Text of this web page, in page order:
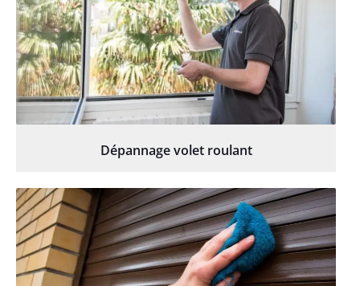
Dépannage volet roulant